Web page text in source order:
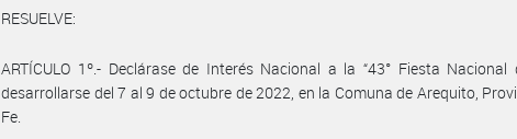
RESUELVE:
ARTÍCULO 1º.- Declárase de Interés Nacional a la “43° Fiesta Nacional
desarrollarse del 7 al 9 de octubre de 2022, en la Comuna de Arequito,
Fe.